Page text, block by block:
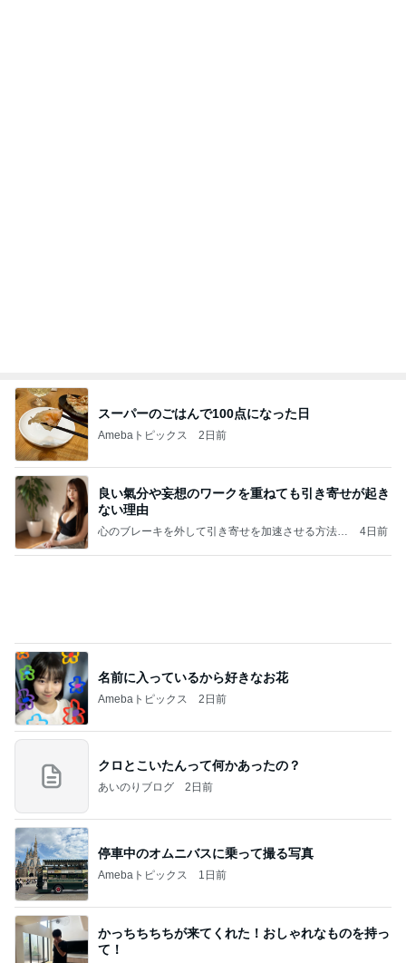
スーパーのごはんで100点になった日
Amebaトピックス 2日前
良い氣分や妄想のワークを重ねても引き寄せが起き
ない理由
心のブレーキを外して引き寄せを加速させる方法：
4日前
名前に入っているから好きなお花
Amebaトピックス 2日前
クロとこいたんって何かあったの？
あいのりブログ 2日前
停車中のオムニバスに乗って撮る写真
Amebaトピックス 1日前
かっちちちちが来てくれた！おしゃれなものを持っ
て！